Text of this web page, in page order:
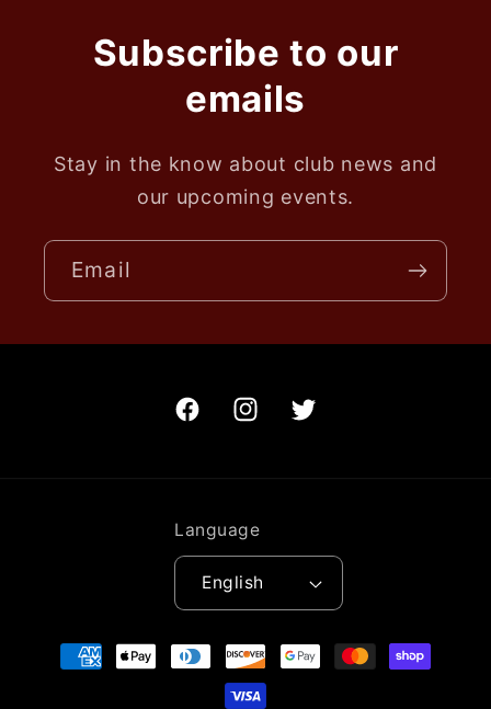
Subscribe to our
emails
Stay in the know about club news and
our upcoming events.
Email
FacebookInstagramTwitter
Language
English
Payment